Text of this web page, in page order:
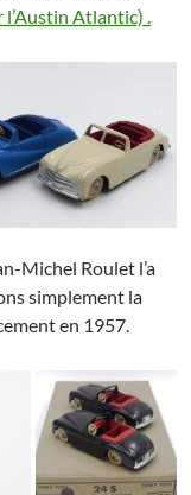
l’Austin Atlantic) .
Michel Roulet l’a
simplement la
en 1957.